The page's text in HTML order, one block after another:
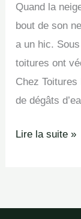
Quand la
bout de son
a un hic.
toitures ont
Chez
de dégâts
des
Lire la suite »